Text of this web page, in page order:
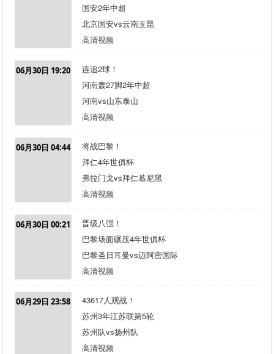
国安2年中超
北京国安vs云南玉昆
高清视频
06月30日 19:20
连追2球！
河南轰27脚2年中超
河南vs山东泰山
高清视频
06月30日 04:44
将战巴黎！
拜仁4年世俱杯
弗拉门戈vs拜仁慕尼黑
高清视频
06月30日 00:21
晋级八强！
巴黎场面碾压4年世俱杯
巴黎圣日耳曼vs迈阿密国际
高清视频
06月29日 23:58
43617人观战！
苏州3年江苏联第5轮
苏州队vs扬州队
高清视频